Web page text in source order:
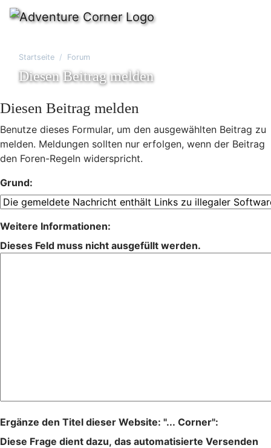
Startseite Forum
Diesen Beitrag melden
Diesen Beitrag melden
Benutze dieses Formular, um den ausgewählten Beitrag zu
melden. Meldungen sollten nur erfolgen, wenn der Beitrag
den Foren-Regeln widerspricht.
Grund:
Weitere Informationen:
Dieses Feld muss nicht ausgefüllt werden.
Ergänze den Titel dieser Website: "... Corner":
Diese Frage dient dazu, das automatisierte Versenden